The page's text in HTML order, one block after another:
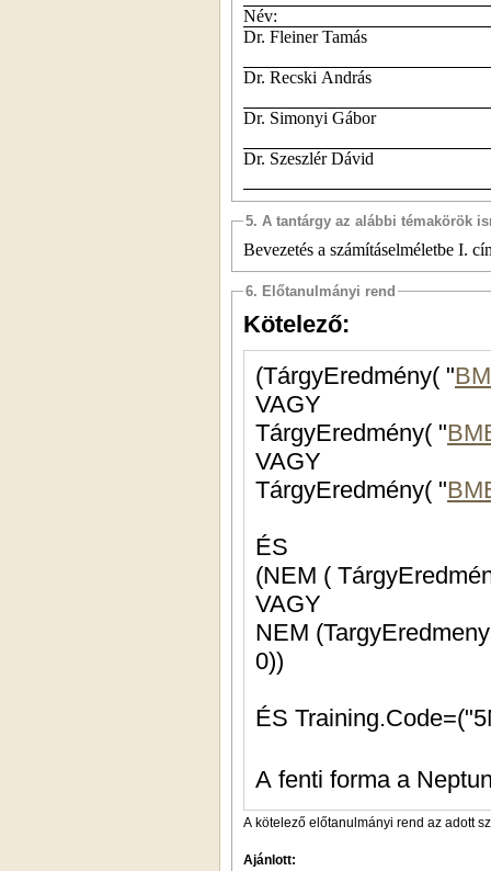
Név:
Dr. Fleiner Tamás
Dr. Recski András
Dr. Simonyi Gábor
Dr. Szeszlér Dávid
5. A tantárgy az alábbi témakörök
Bevezetés a számításelméletbe I.
6. Előtanulmányi rend
Kötelező:
(TárgyEredmény( "
VAGY
TárgyEredmény( "
VAGY
TárgyEredmény( "
ÉS
(NEM (
VAGY
NEM
0))
ÉS
A fenti forma a
A kötelező előtanulmányi rend az adott
Ajánlott: